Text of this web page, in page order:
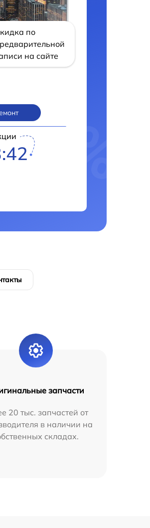
по
на сайте
запчасти
20 тыс. запчастей от
в наличии на
складах.